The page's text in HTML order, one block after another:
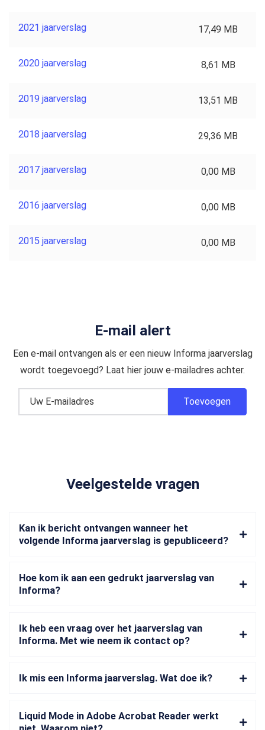
2021 jaarverslag 17,49 MB
2020 jaarverslag 8,61 MB
2019 jaarverslag 13,51 MB
2018 jaarverslag 29,36 MB
2017 jaarverslag 0,00 MB
2016 jaarverslag 0,00 MB
2015 jaarverslag 0,00 MB
E-mail alert
Een e-mail ontvangen als er een nieuw Informa jaarverslag
wordt toegevoegd? Laat hier jouw e-mailadres achter.
Veelgestelde vragen
Kan ik bericht ontvangen wanneer het
volgende Informa jaarverslag is gepubliceerd?
Hoe kom ik aan een gedrukt jaarverslag van
Informa?
Ik heb een vraag over het jaarverslag van
Informa. Met wie neem ik contact op?
Ik mis een Informa jaarverslag. Wat doe ik?
Liquid Mode in Adobe Acrobat Reader werkt